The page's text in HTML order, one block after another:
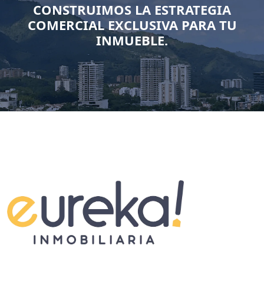
CONSTRUIMOS LA ESTRATEGIA
COMERCIAL EXCLUSIVA PARA TU
INMUEBLE.